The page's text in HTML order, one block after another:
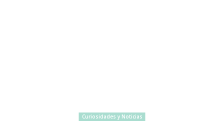
Curiosidades y Noticias